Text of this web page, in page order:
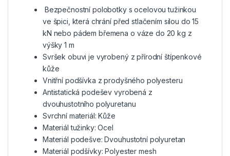
Bezpečnostní polobotky s ocelovou tužinkou
ve špici, která chrání před stlačením silou do 15
kN nebo pádem břemena o váze do 20 kg z
výšky 1 m
Svršek obuvi je vyrobený z přírodní štípenkové
kůže
Vnitřní podšívka z prodyšného polyesteru
Antistatická podešev vyrobená z
dvouhustotního polyuretanu
Svrchní materiál: Kůže
Materiál tužinky: Ocel
Materiál podešve: Dvouhustotní polyuretan
Materiál podšívky: Polyester mesh